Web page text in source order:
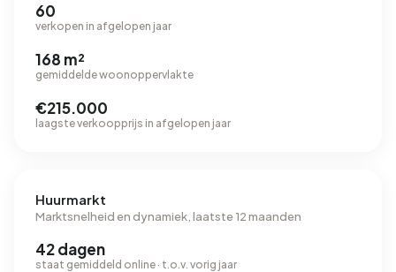
60
verkopen in afgelopen jaar
168 m²
gemiddelde woonoppervlakte
€215.000
laagste verkoopprijs in afgelopen jaar
Huurmarkt
Marktsnelheid en dynamiek, laatste 12 maanden
42 dagen
staat gemiddeld online · t.o.v. vorig jaar